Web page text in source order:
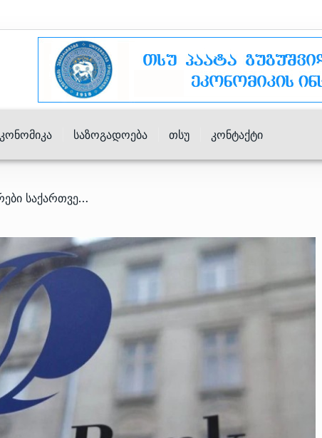
Საზოგადოება Თსუ Კონტაქტი
/ პოლიტიკური ფაქტორები საქართველოში საფრთხეს უქმნის ინვესტიციებსა და ექსპორტს – EBRD